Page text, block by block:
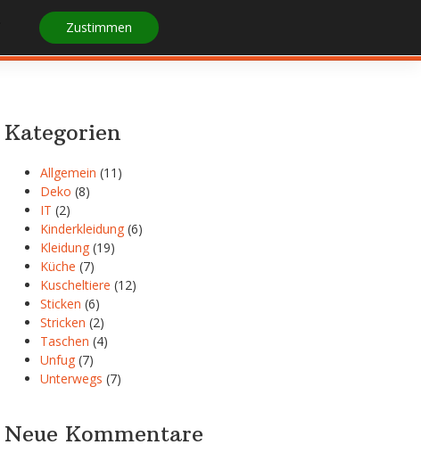
STARTSEITE
Kategorien
Allgemein (11)
Deko (8)
IT (2)
Kinderkleidung (6)
Kleidung (19)
Küche (7)
Kuscheltiere (12)
Sticken (6)
Stricken (2)
Taschen (4)
Unfug (7)
Unterwegs (7)
Neue Kommentare
Zustimmen